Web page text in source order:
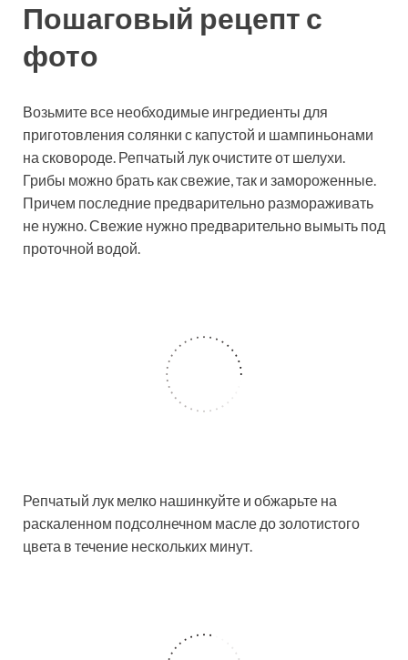
Пошаговый рецепт с
фото
Возьмите все необходимые ингредиенты для
приготовления солянки с капустой и шампиньонами
на сковороде. Репчатый лук очистите от шелухи.
Грибы можно брать как свежие, так и замороженные.
Причем последние предварительно размораживать
не нужно. Свежие нужно предварительно вымыть под
проточной водой.
Репчатый лук мелко нашинкуйте и обжарьте на
раскаленном подсолнечном масле до золотистого
цвета в течение нескольких минут.